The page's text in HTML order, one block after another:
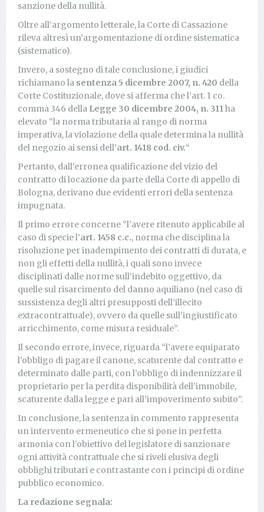
sanzione della nullità.
Oltre all’argomento letterale, la Corte di Cassazione
rileva altresì un’argomentazione di ordine sistematica
(sistematico).
Invero, a sostegno di tale conclusione, i giudici
richiamano la sentenza 5 dicembre 2007, n. 420 della
Corte Costituzionale, dove si afferma che l’art. 1 co.
comma 346 della Legge 30 dicembre 2004, n. 311ha
elevato “la norma tributaria al rango di norma
imperativa, la violazione della quale determina la nullità
del negozio ai sensi dell’art. 1418 cod. civ.“
Pertanto, dall’erronea qualificazione del vizio del
contratto di locazione da parte della Corte di appello di
Bologna, derivano due evidenti errori della sentenza
impugnata.
Il primo errore concerne “l’avere ritenuto applicabile al
caso di specie l’art. 1458 c.c., norma che disciplina la
risoluzione per inadempimento dei contratti di durata, e
non gli effetti della nullità, i quali sono invece
disciplinati dalle norme sull’indebito oggettivo, da
quelle sul risarcimento del danno aquiliano (nel caso di
sussistenza degli altri presupposti dell’illecito
extracontrattuale), ovvero da quelle sull’ingiustificato
arricchimento, come misura residuale”.
Il secondo errore, invece, riguarda “l’avere equiparato
l’obbligo di pagare il canone, scaturente dal contratto e
determinato dalle parti, con l’obbligo di indennizzare il
proprietario per la perdita disponibilità dell’immobile,
scaturente dalla legge e pari all’impoverimento subito”.
In conclusione, la sentenza in commento rappresenta
un intervento ermeneutico che si pone in perfetta
armonia con l’obiettivo del legislatore di sanzionare
ogni attività contrattuale che si riveli elusiva degli
obblighi tributari e contrastante con i principi di ordine
pubblico economico.
La redazione segnala: